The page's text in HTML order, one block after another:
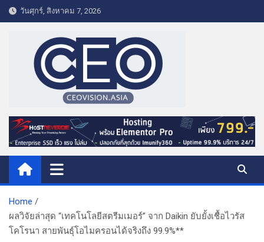
k
e
t
วันศุกร์, สิงหาคม 7, 2026
CEO VISION.ASIA
Business & Lifestyle
Home
ผลวิจัยล่าสุด “เทคโนโลยีสตรีมเมอร์” จาก Daikin ยับยั้งเชื้อไวรัส
โคโรนา สายพันธุ์โอไมครอนได้จริงถึง 99.9%**